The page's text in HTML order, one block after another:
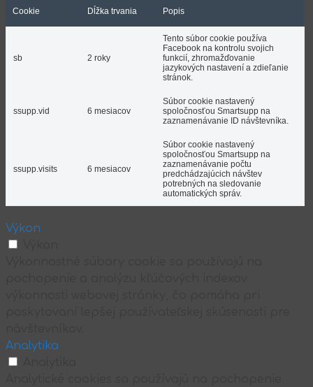
Cookie Dĺžka trvania Popis
sb 2 roky
Tento súbor cookie používa
Facebook na kontrolu svojich
funkcií, zhromažďovanie
jazykových nastavení a zdieľanie
stránok.
ssupp.vid 6 mesiacov
Súbor cookie nastavený
spoločnosťou Smartsupp na
zaznamenávanie ID návštevníka.
ssupp.visits 6 mesiacov
Súbor cookie nastavený
spoločnosťou Smartsupp na
zaznamenávanie počtu
predchádzajúcich návštev
potrebných na sledovanie
automatických správ.
Výkon
Analytika